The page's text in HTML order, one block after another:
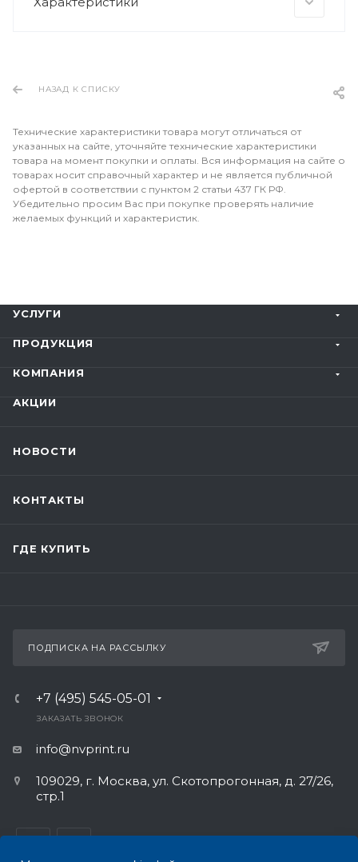
НАЗАД К СПИСКУ
Технические характеристики товара могут отличаться от
указанных на сайте, уточняйте технические характеристики
товара на момент покупки и оплаты. Вся информация на сайте о
товарах носит справочный характер и не является публичной
офертой в соответствии с пунктом 2 статьи 437 ГК РФ.
Убедительно просим Вас при покупке проверять наличие
желаемых функций и характеристик.
УСЛУГИ
ПРОДУКЦИЯ
КОМПАНИЯ
АКЦИИ
НОВОСТИ
КОНТАКТЫ
ГДЕ КУПИТЬ
ПОДПИСКА НА РАССЫЛКУ
+7 (495) 545-05-01
ЗАКАЗАТЬ ЗВОНОК
info@nvprint.ru
109029, г. Москва, ул. Скотопрогонная, д. 27/26,
стр.1